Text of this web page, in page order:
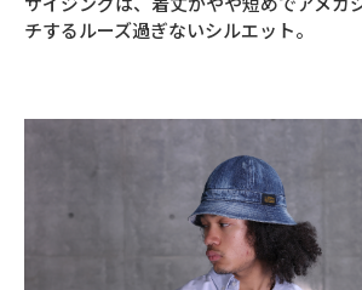
チするルーズ過ぎないシルエット。